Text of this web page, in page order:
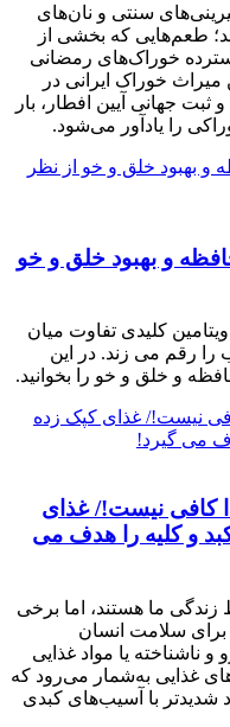
سنتی و نان‌های
طعم‌هایی که بخشی از
خوراک‌های رمضانی
خوراک ایرانی در
جهانی آیین افطار، بار
را یادآور می‌شود.
و بهبود خلق و خو
کارشناسان سلامت می گویند کمبود ۳ ویتامین کلیدی تفاوت میان
رقم می زند. در این
و خلق و خو را بخوانید.
کافی نیست!/ غذای
و کلیه را هدف می
ما هستند، اما برخی
برای سلامت انسان
یا مواد غذایی
غذایی به‌شمار می‌رود که
شدیدتر با آسیب‌های کبدی